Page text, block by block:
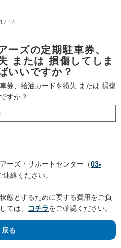
ーズの定期駐車券、
または 損傷してしま
いいですか？
券、給油カードを紛失 または 損傷
すか？
ーズ・サポートセンター（03-
絡ください。
態とするために要する費用をご負
ては、
コチラをご確認ください。
戻る